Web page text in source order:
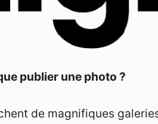
publier une photo ?
de magnifiques